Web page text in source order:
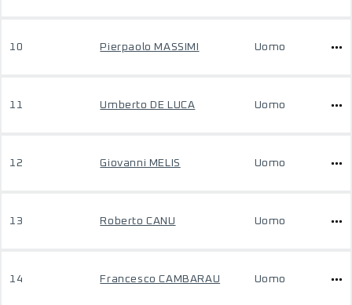
10 Pierpaolo MASSIMI Uomo
11 Umberto DE LUCA Uomo
12 Giovanni MELIS Uomo
13 Roberto CANU Uomo
14 Francesco CAMBARAU Uomo